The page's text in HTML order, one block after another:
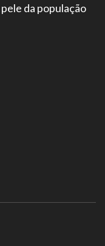
da população